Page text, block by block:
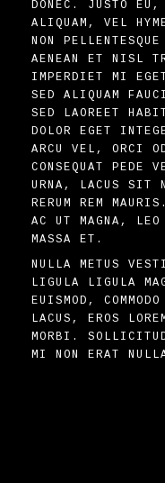
DONEC. JUSTO EU,
ALIQUAM, VEL
NON
AENEAN ET NISL
IMPERDIET MI
SED ALIQUAM
SED LAOREET
DOLOR EGET
ARCU VEL, ORCI
CONSEQUAT PEDE
URNA, LACUS SIT
RERUM REM
AC UT MAGNA,
MASSA ET.
NULLA METUS
LIGULA LIGULA
EUISMOD,
LACUS, EROS
MORBI.
MI NON ERAT